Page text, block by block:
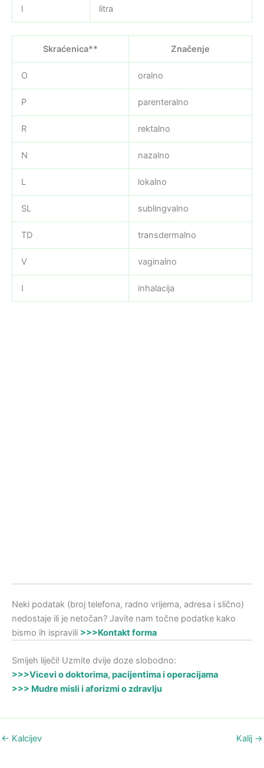
l litra
Skraćenica** Značenje
O oralno
P parenteralno
R rektalno
N nazalno
L lokalno
SL sublingvalno
TD transdermalno
V vaginalno
I inhalacija
Neki podatak (broj telefona, radno vrijema, adresa i slično)
nedostaje ili je netočan? Javite nam točne podatke kako
bismo ih ispravili >>>Kontakt forma
Smijeh liječi! Uzmite dvije doze slobodno:
>>>Vicevi o doktorima, pacijentima i operacijama
>>> Mudre misli i aforizmi o zdravlju
← Kalcijev Kalij →